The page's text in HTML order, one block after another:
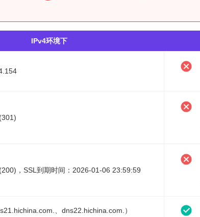
IPv4环境下
，SSL到期时间：2026-01-06 23:59:59
、dns22.hichina.com.）